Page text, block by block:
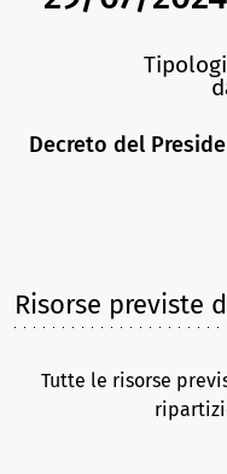
Decreto del
Risorse previste
Tutte le risorse